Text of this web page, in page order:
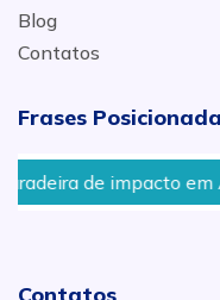
Blog
Contatos
Frases
impacto em